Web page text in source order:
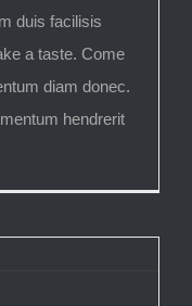
duis facilisis
a taste. Come
diam donec.
hendrerit